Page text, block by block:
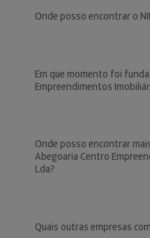
Onde posso encontrar o
Em que momento foi
Empreendimentos
Onde posso encontrar
Abegoaria Centro
Lda?
Quais outras empresas